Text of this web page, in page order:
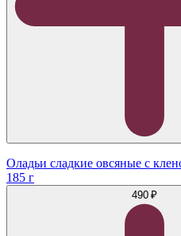
Оладьи сладкие овсяные с
185 г
490 ₽